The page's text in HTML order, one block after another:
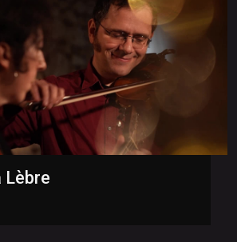
Lèbre